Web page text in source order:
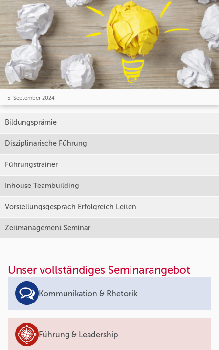
5. September 2024
Bildungsprämie
Disziplinarische Führung
Führungstrainer
Inhouse Teambuilding
Vorstellungsgespräch Erfolgreich Leiten
Zeitmanagement Seminar
Unser vollständiges Seminarangebot
Kommunikation & Rhetorik
Führung & Leadership